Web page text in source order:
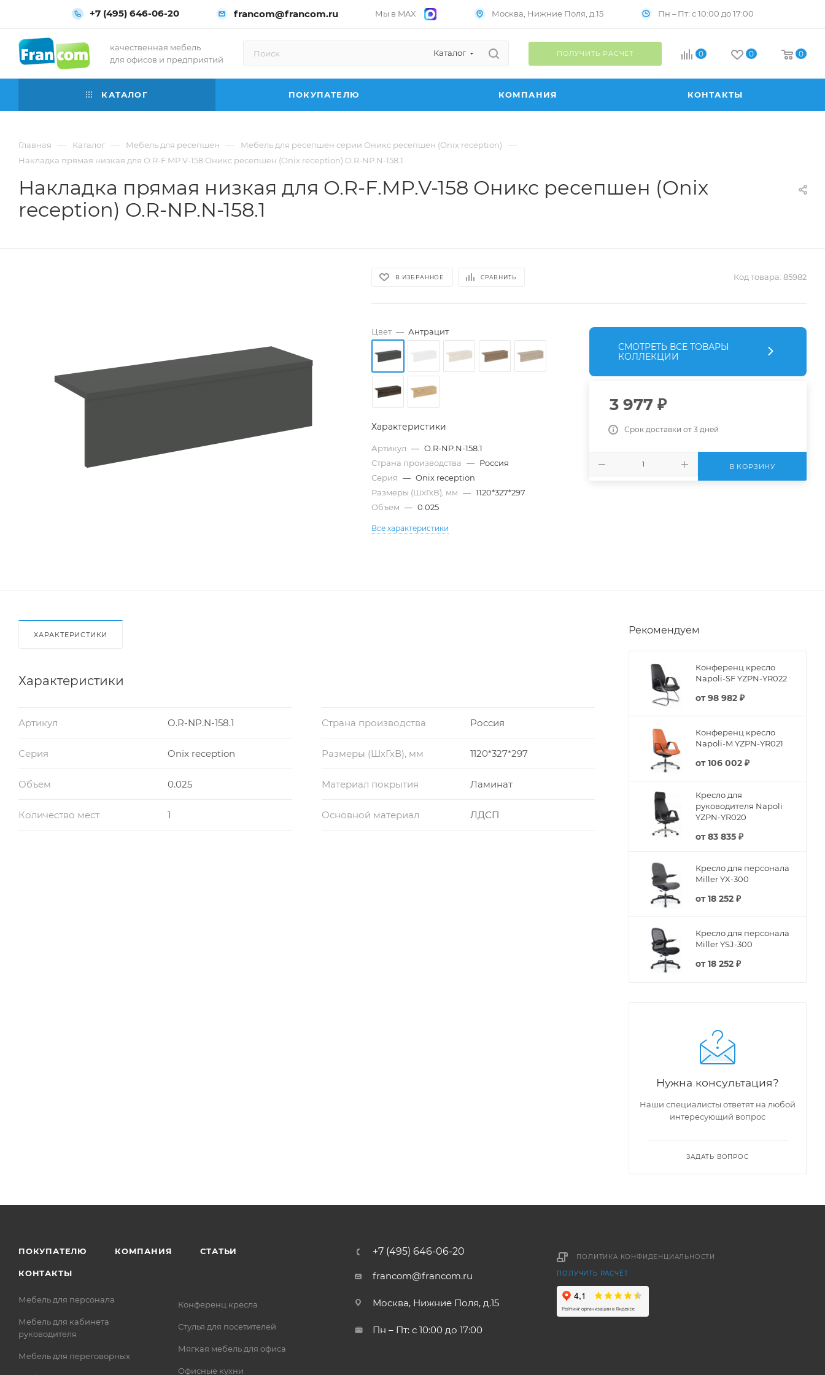
+7 (495) 646-06-20 francom@francom.ru Мы в MAX Москва, Нижние Поля, д.15 Пн – Пт: с 10:00 до 17:00
качественная мебель
для офисов и предприятий
Каталог ПОЛУЧИТЬ РАСЧЁТ 0 0 0
КАТАЛОГ ПОКУПАТЕЛЮ КОМПАНИЯ КОНТАКТЫ
Главная — Каталог — Мебель для ресепшен — Мебель для ресепшен серии Оникс ресепшен (Onix reception) —
Накладка прямая низкая для O.R-F.MP.V-158 Оникс ресепшен (Onix reception) O.R-NP.N-158.1
Накладка прямая низкая для O.R-F.MP.V-158 Оникс ресепшен (Onix
reception) O.R-NP.N-158.1
В ИЗБРАННОЕ СРАВНИТЬ Код товара: 85982
Цвет — Антрацит
Характеристики
Артикул — O.R-NP.N-158.1
Страна производства — Россия
Серия — Onix reception
Размеры (ШхГхВ), мм — 1120*327*297
Объем — 0.025
Все характеристики
СМОТРЕТЬ ВСЕ ТОВАРЫ
КОЛЛЕКЦИИ
3 977₽
Срок доставки от 3 дней
В КОРЗИНУ
ХАРАКТЕРИСТИКИ
Характеристики
Артикул O.R-NP.N-158.1 Страна производства Россия
Серия Onix reception Размеры (ШхГхВ), мм 1120*327*297
Объем 0.025 Материал покрытия Ламинат
Количество мест 1 Основной материал ЛДСП
Рекомендуем
Конференц кресло
Napoli-SF YZPN-YR022
от98 982 ₽
Конференц кресло
Napoli-M YZPN-YR021
от106 002 ₽
Кресло для
руководителя Napoli
YZPN-YR020
от83 835 ₽
Кресло для персонала
Miller YX-300
от18 252 ₽
Кресло для персонала
Miller YSJ-300
от18 252 ₽
Нужна консультация?
Наши специалисты ответят на любой
интересующий вопрос
ЗАДАТЬ ВОПРОС
ПОКУПАТЕЛЮ КОМПАНИЯ СТАТЬИ
КОНТАКТЫ
Мебель для персонала
Мебель для кабинета
руководителя
Мебель для переговорных
Конференц кресла
Стулья для посетителей
Мягкая мебель для офиса
Офисные кухни
+7 (495) 646-06-20
francom@francom.ru
Москва, Нижние Поля, д.15
Пн – Пт: с 10:00 до 17:00
ПОЛИТИКА КОНФИДЕНЦИАЛЬНОСТИ
ПОЛУЧИТЬ РАСЧЁТ